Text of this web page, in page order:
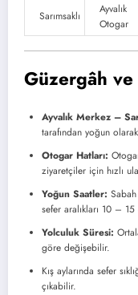
Sarımsaklı
Ayvalık
Otogar
Güzergâh ve
Ayvalık Merkez –
tarafından yoğun
Otogar Hatları:
ziyaretçiler için hızlı
Yoğun Saatler:
sefer aralıkları 10 –
Yolculuk Süresi:
göre değişebilir.
Kış aylarında sefer
çıkabilir.